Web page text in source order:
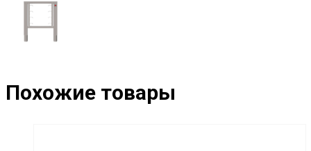
Похожие товары